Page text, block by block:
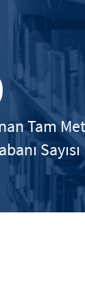
Tam
Sayısı